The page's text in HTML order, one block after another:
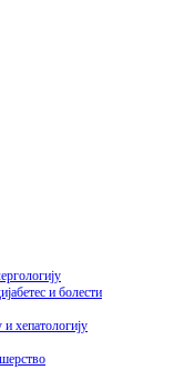
и болести
и хепатологију